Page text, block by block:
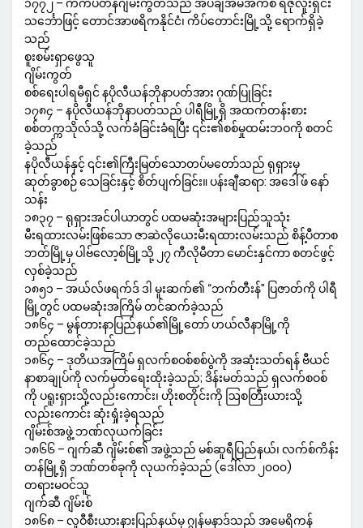
၁၇၇၂ – ကက်ပတိန်ဂျိမ်းကွတ်သည် အိပ်ချ်အမ်အက်စ် ရီဇိုလူးရှင်း
သင်္ဘောဖြင့် တောင်အာဖရိကနိုင်ငံ၊ ကိပ်တောင်းမြို့သို့ ရောက်ရှိခဲ့
သည်
စူးစမ်းရှာဖွေသူ
ဂျိမ်းကွတ်
စစ်ရေးပါရမီရှင် နပိုလီယန်ဘိုနာပတ်အား ဂုဏ်ပြုခြင်း
၁၇၈၄ – နပိုလီယန်ဘိုနာပတ်သည် ပါရီမြို့ရှိ အထက်တန်းစား
စစ်တက္ကသိုလ်သို့ လက်ခံခြင်းခံရပြီး ၎င်း၏စစ်မှုထမ်းဘဝကို စတင်
ခဲ့သည်
နပိုလီယန်နှင့် ၎င်း၏ကြီးမြတ်သောတပ်မတော်သည် ရုရှားမှ
ဆုတ်ခွာစဉ် သေခြင်းနှင့် စိတ်ပျက်ခြင်း။ ပန်းချီဆရာ: အဒေါ်ဖ် နော်
သန်း
၁၈၃၇ – ရုရှားအင်ပါယာတွင် ပထမဆုံးအများပြည်သူသုံး
မီးရထားလမ်းဖြစ်သော ဇာဆဲလိုယေးမီးရထားလမ်းသည် စိန့်ပီတာစ
ဘတ်မြို့မှ ပါဗ်လော့စ်မြို့သို့ ၂၇ ကီလိုမီတာ မောင်းနှင်ကာ စတင်ဖွင့်
လှစ်ခဲ့သည်
၁၈၅၁ – အယ်လ်ဖရက်ဒ် ဒါ မူးဆက်၏ “ဘက်တီးန်” ပြဇာတ်ကို ပါရီ
မြို့တွင် ပထမဆုံးအကြိမ် တင်ဆက်ခဲ့သည်
၁၈၆၄ – မွန်တားနာပြည်နယ်၏မြို့တော် ဟယ်လီနာမြို့ကို
တည်ထောင်ခဲ့သည်
၁၈၆၄ – ဒုတိယအကြိမ် ရှလက်စဝစ်စစ်ပွဲကို အဆုံးသတ်ရန် ဗီယင်
နာစာချုပ်ကို လက်မှတ်ရေးထိုးခဲ့သည်; ဒိန်းမတ်သည် ရှလက်စဝစ်
ကို ပရူးရှားသို့လည်းကောင်း၊ ဟိုးစတိုင်းကို ဩစတြီးယားသို့
လည်းကောင်း ဆုံးရှုံးခဲ့ရသည်
ဂျိမ်းစ်အဖွဲ့ ဘဏ်လုယက်ခြင်း
၁၈၆၆ – ဂျက်ဆီ ဂျိမ်းစ်၏ အဖွဲ့သည် မစ်ဆူရီပြည်နယ်၊ လက်စ်ကိန်း
တန်မြို့ရှိ ဘဏ်တစ်ခုကို လုယက်ခဲ့သည် (ဒေါ်လာ ၂၀၀၀)
တရားမဝင်သူ
ဂျက်ဆီ ဂျိမ်းစ်
၁၈၆၈ – လူဝီစီးယားနားပြည်နယ်မှ ဂျွန်မနာဒ်သည် အမေရိကန်